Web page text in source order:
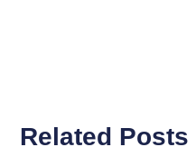
Related Posts